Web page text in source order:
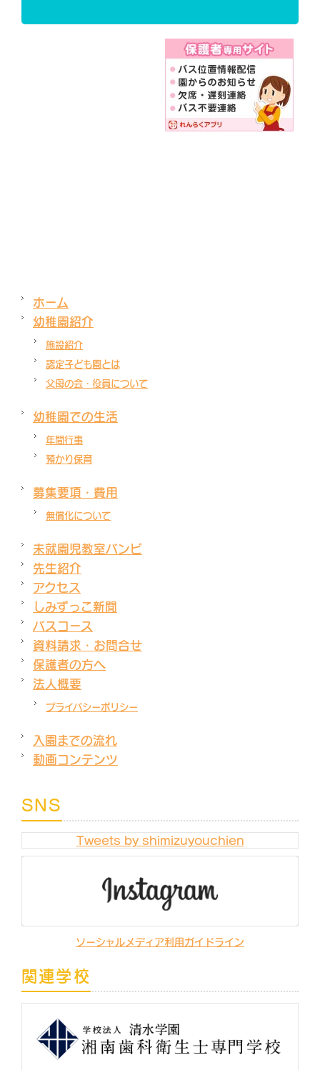
ホーム
幼稚園紹介
施設紹介
認定子ども園とは
父母の会・役員について
幼稚園での生活
年間行事
預かり保育
募集要項・費用
無償化について
未就園児教室バンビ
先生紹介
アクセス
しみずっこ新聞
バスコース
資料請求・お問合せ
保護者の方へ
法人概要
プライバシーポリシー
入園までの流れ
動画コンテンツ
SNS
Tweets by shimizuyouchien
ソーシャルメディア利用ガイドライン
関連学校